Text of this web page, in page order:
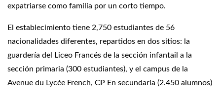
expatriarse como familia por un corto tiempo.
El establecimiento tiene 2,750 estudiantes de 56
nacionalidades diferentes, repartidos en dos sitios: la
guardería del Liceo Francés de la sección infantail a la
sección primaria (300 estudiantes), y el campus de la
Avenue du Lycée French, CP En secundaria (2.450 alumnos)